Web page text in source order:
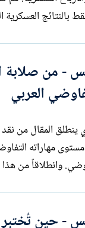
العسكرية
- من صلابة
العربي
الملخص التنفيذي
مهاراته
أن ما يُعرف...
- حين تُختبر